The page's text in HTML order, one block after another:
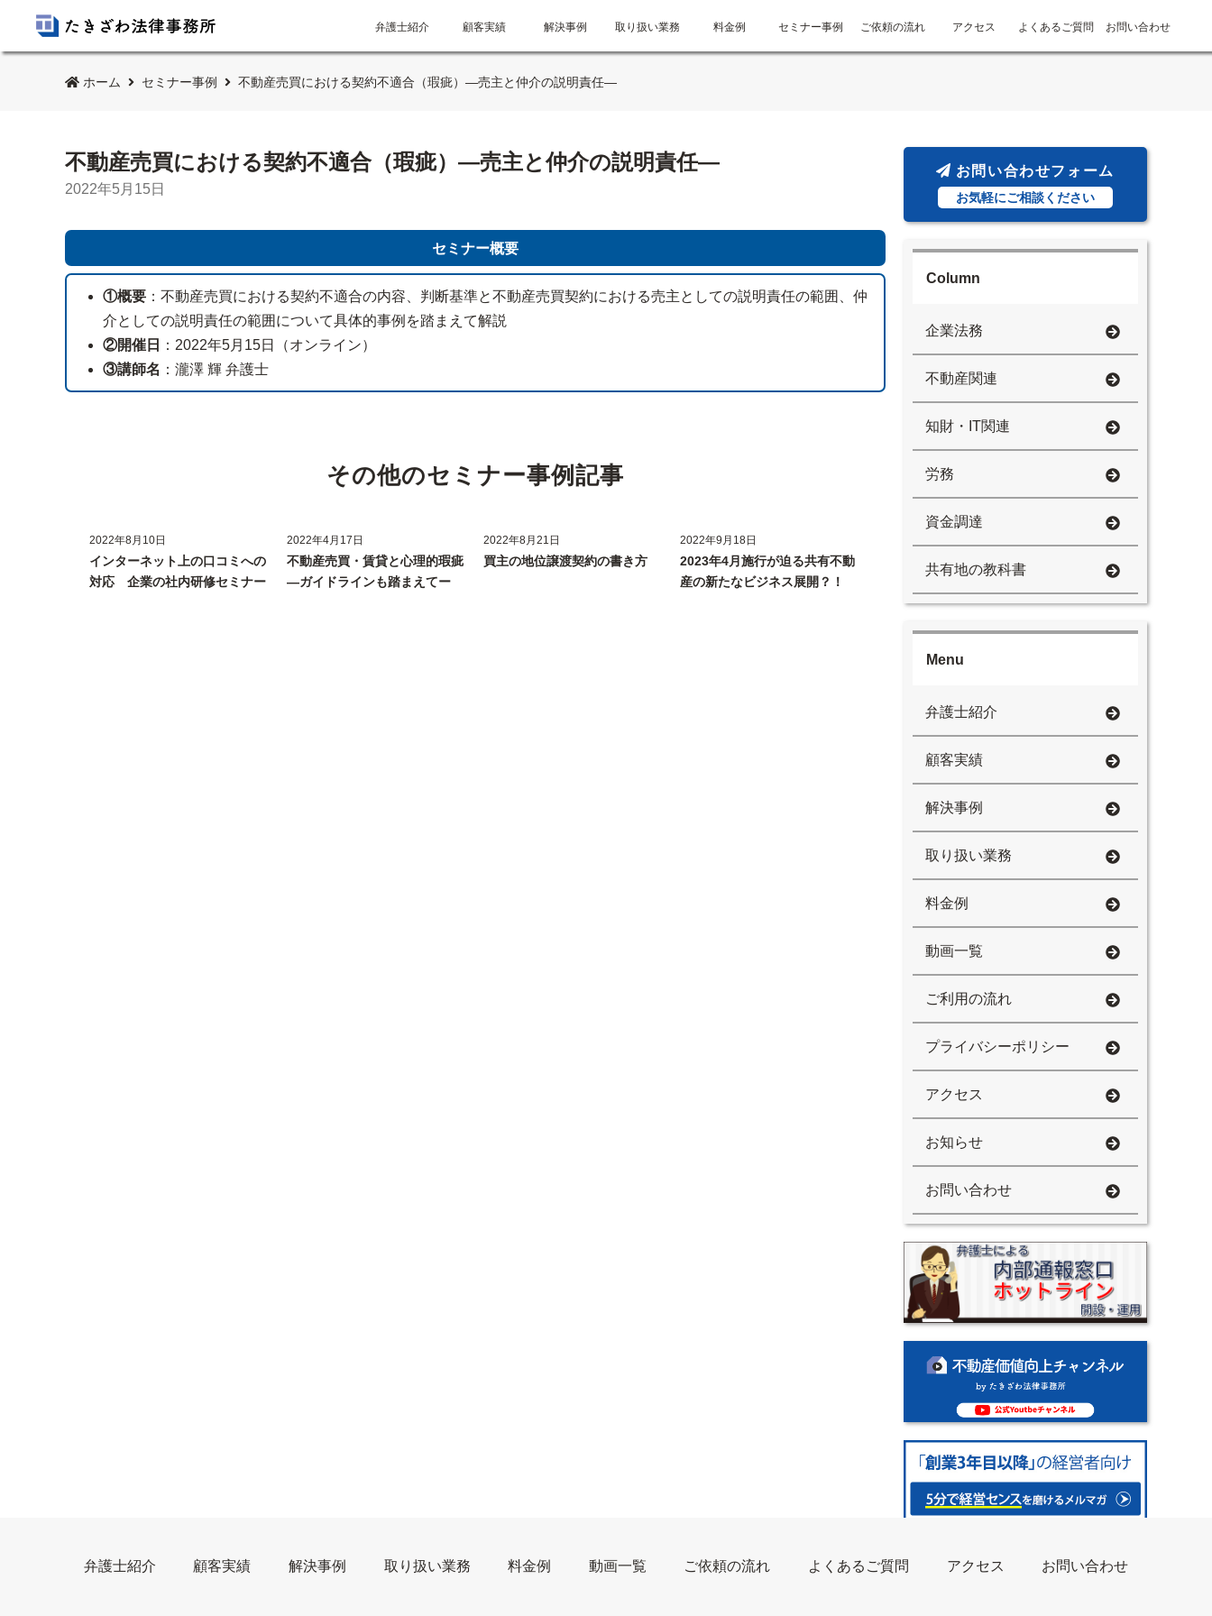
弁護士紹介 顧客実績 解決事例 取り扱い業務 料金例 セミナー事例 ご依頼の流れ アクセス よくあるご質問 お問い合わせ
ホーム セミナー事例 不動産売買における契約不適合（瑕疵）―売主と仲介の説明責任―
不動産売買における契約不適合（瑕疵）―売主と仲介の説明責任―
2022年5月15日
セミナー概要
①概要 ：不動産売買における契約不適合の内容、判断基準と不動産売買契約における売主としての説明責任の範囲、仲
介としての説明責任の範囲について具体的事例を踏まえて解説
②開催日
：2022年5月15日（オンライン）
③講師名 ：瀧澤 輝 弁護士
その他のセミナー事例記事
2022年8月10日
インターネット上の口コミへの
対応 企業の社内研修セミナー
2022年4月17日
不動産売買・賃貸と心理的瑕疵
―ガイドラインも踏まえてー
2022年8月21日
買主の地位譲渡契約の書き方
2022年9月18日
2023年4月施行が迫る共有不動
産の新たなビジネス展開？！
お問い合わせフォーム
お気軽にご相談ください
Column
企業法務
不動産関連
知財・IT関連
労務
資金調達
共有地の教科書
Menu
弁護士紹介
顧客実績
解決事例
取り扱い業務
料金例
動画一覧
ご利用の流れ
プライバシーポリシー
アクセス
お知らせ
お問い合わせ
弁護士紹介 顧客実績 解決事例 取り扱い業務 料金例 動画一覧 ご依頼の流れ よくあるご質問 アクセス お問い合わせ